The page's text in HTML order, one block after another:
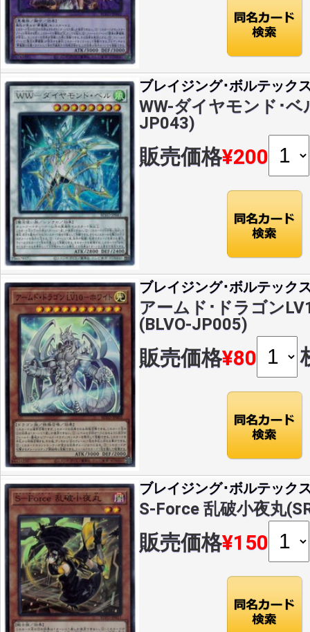
ブレイジング･ボルテック
WW-ダイヤモンド･ベ
JP043)
販売価格¥200
ブレイジング･ボルテック
アームド･ドラゴン
(BLVO-JP005)
販売価格¥80
ブレイジング･ボルテック
S-Force 乱破小夜丸
販売価格¥150